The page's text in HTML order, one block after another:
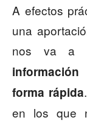
A efectos
una
nos va a
forma rápida
en los que